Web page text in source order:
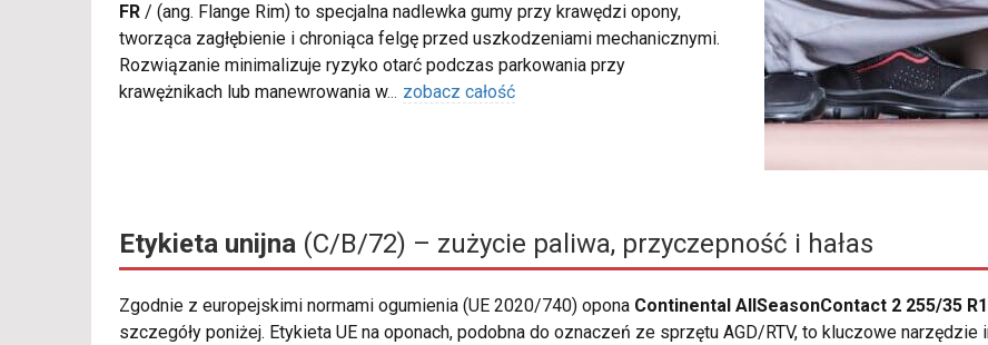
FR / (ang. Flange Rim) to specjalna nadlewka gumy przy krawędzi opony,
tworząca zagłębienie i chroniąca felgę przed uszkodzeniami mechanicznymi.
Rozwiązanie minimalizuje ryzyko otarć podczas parkowania przy
krawężnikach lub manewrowania w... zobacz całość
Etykieta unijna (C/B/72) – zużycie paliwa, przyczepność i hałas
Zgodnie z europejskimi normami ogumienia (UE 2020/740) opona Continental AllSeasonContact 2 255/35
szczegóły poniżej. Etykieta UE na oponach, podobna do oznaczeń ze sprzętu AGD/RTV, to kluczowe